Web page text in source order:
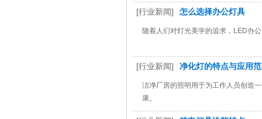
[行业新闻] 怎么选择办公灯具
随着人们对灯光美学的追求，LED办
[行业新闻] 净化灯的特点与应用
洁净厂房的照明用于为工作人员创造
康。